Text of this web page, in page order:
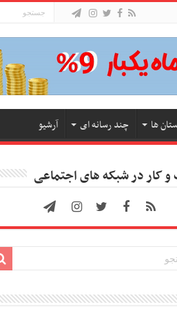
ها چند رسانه ای آرشیو
کار در شبکه های اجتماعی